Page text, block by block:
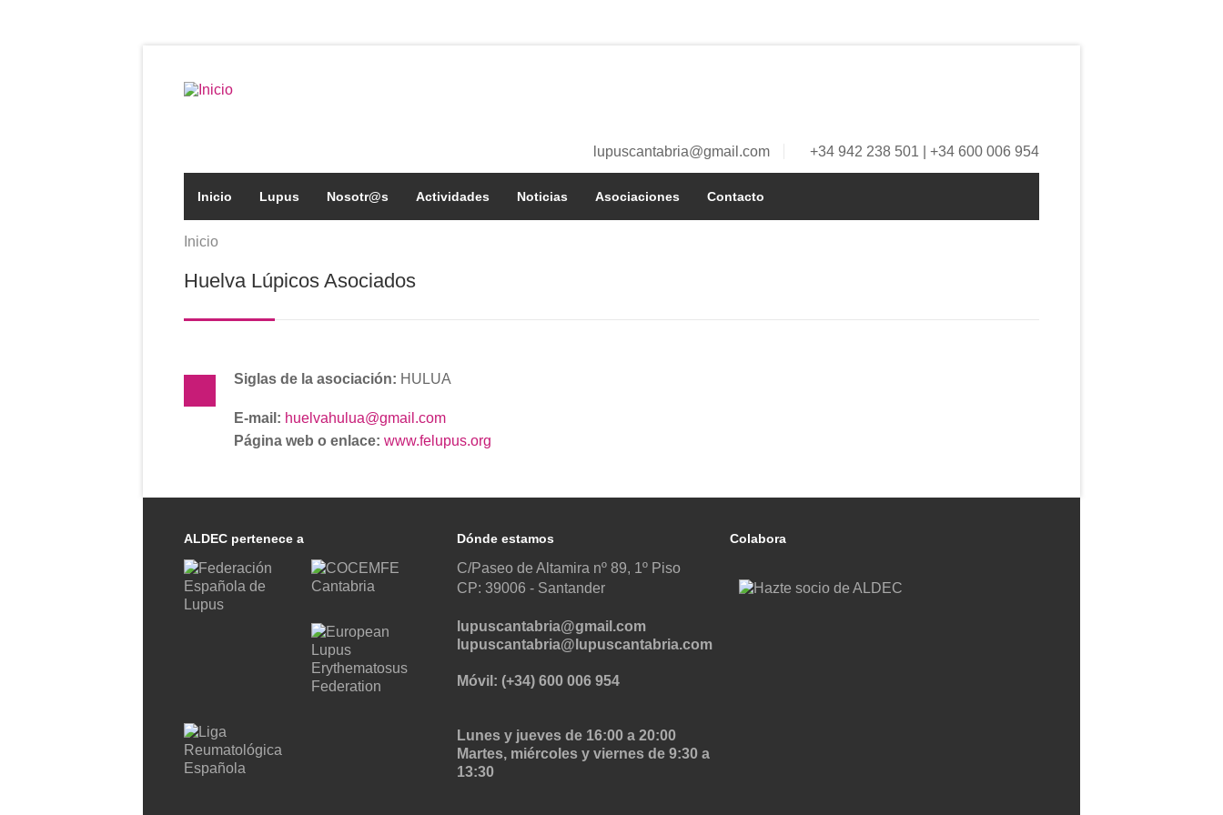
lupuscantabria@gmail.com +34 942 238 501 | +34 600 006 954
Inicio Lupus Nosotr@s Actividades Noticias Asociaciones Contacto
Formulario de búsqueda
Se encuentra usted aquí
Inicio
Huelva Lúpicos Asociados
Siglas de la asociación: HULUA
E-mail: huelvahulua@gmail.com
Página web o enlace: www.felupus.org
ALDEC pertenece a Dónde estamos
C/Paseo de Altamira nº 89, 1º Piso
CP: 39006 - Santander
lupuscantabria@gmail.com
lupuscantabria@lupuscantabria.com
Móvil: (+34) 600 006 954
Lunes y jueves de 16:00 a 20:00
Martes, miércoles y viernes de 9:30 a
13:30
Colabora